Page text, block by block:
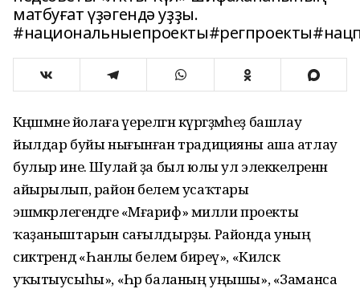
матбуғат үҙәгендә уҙҙы.
Кәңәшмәне йолаға әүерелгән күргәҙмәһеҙ башлау
йылдар буйы нығынған традицияны аша атлау
булыр ине. Шулай ҙа был юлы ул элеккеләренән
айырылып, район белем усаҡтары
эшмәкәрлегендәге «Мәғариф» милли проекты
ҡаҙаныштарын сағылдырҙы. Районда уның
сиктәрендә «Һанлы белем биреү», «Киләсәк
уҡытыусыһы», «Һәр баланың уңышы», «Заманса